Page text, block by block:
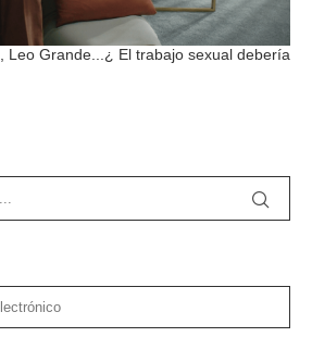
Leo Grande...¿ El trabajo sexual debería